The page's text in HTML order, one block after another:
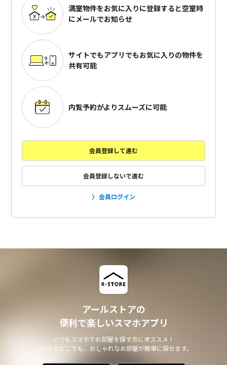
満室物件をお気に入りに登録すると空室時
にメールでお知らせ
サイトでもアプリでもお気に入りの物件を
共有可能
内覧予約がよりスムーズに可能
会員登録して進む
会員登録しないで進む
会員ログイン
アールストアの
便利で楽しいスマホアプリ
いつもスマホでお部屋を探す方にオススメ！
いつでもどこでも、おしゃれなお部屋が簡単に探せます。